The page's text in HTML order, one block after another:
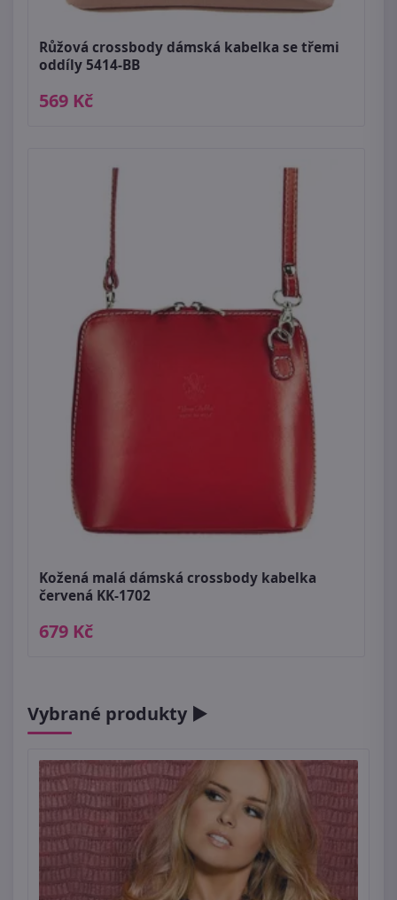
Růžová crossbody dámská kabelka se třemi
oddíly 5414-BB
569 Kč
Kožená malá dámská crossbody kabelka
červená KK-1702
679 Kč
Vybrané produkty ►